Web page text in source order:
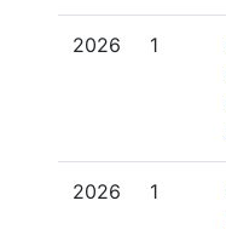
2026 1
2026 1